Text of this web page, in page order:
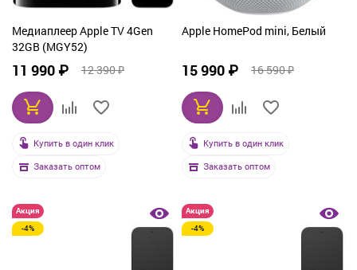
Медиаплеер Apple TV 4Gen
32GB (MGY52)
11 990 ₽ 12 390 ₽
Купить в один клик
Заказать оптом
Apple HomePod mini, Белый
15 990 ₽ 16 590 ₽
Купить в один клик
Заказать оптом
Акция
-4%
Акция
-4%